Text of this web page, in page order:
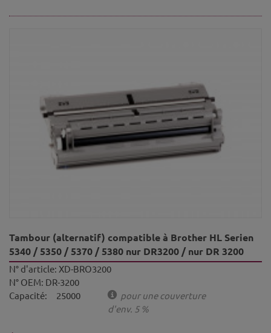
Tambour (alternatif) compatible à Brother HL Serien
5340 / 5350 / 5370 / 5380 nur DR3200 / nur DR 3200
N° d'article: XD-BRO3200
N° OEM: DR-3200
Capacité:
25000
pour une couverture
d'env. 5 %